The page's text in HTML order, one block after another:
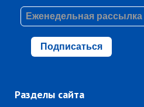
Подписаться
Разделы сайта